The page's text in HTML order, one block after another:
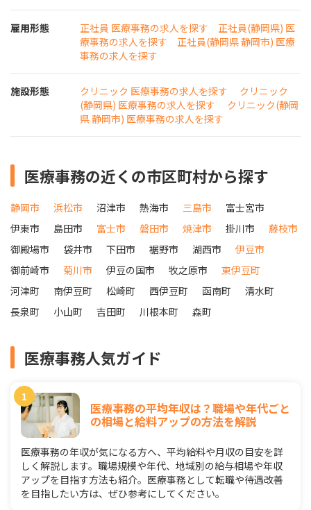
雇用形態 正社員 医療事務の求人を探す
正社員(静岡県) 医
療事務の求人を探す
正社員(静岡県 静岡市) 医療
事務の求人を探す
施設形態 クリニック 医療事務の求人を探す
クリニック
(静岡県) 医療事務の求人を探す
クリニック(静岡
県 静岡市) 医療事務の求人を探す
医療事務の近くの市区町村から探す
静岡市 浜松市 沼津市 熱海市 三島市
富士宮市
伊東市
島田市 富士市 磐田市 焼津市 掛川市
藤枝市
御殿場市
袋井市 下田市 裾野市 湖西市
伊豆市
御前崎市
菊川市 伊豆の国市 牧之原市
東伊豆町
河津町
南伊豆町 松崎町 西伊豆町 函南町
清水町
長泉町
小山町 吉田町 川根本町 森町
医療事務人気ガイド
医療事務の平均年収は？職場や年代ごと
の相場と給料アップの方法を解説
医療事務の年収が気になる方へ、平均給料や月収の目安を詳
しく解説します。職場規模や年代、地域別の給与相場や年収
アップを目指す方法も紹介。医療事務として転職や待遇改善
を目指したい方は、ぜひ参考にしてください。